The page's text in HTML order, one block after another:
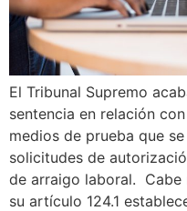
El Tribunal Supremo
sentencia en relación
medios de prueba que
solicitudes de
de arraigo laboral. Cabe
su artículo 124.1